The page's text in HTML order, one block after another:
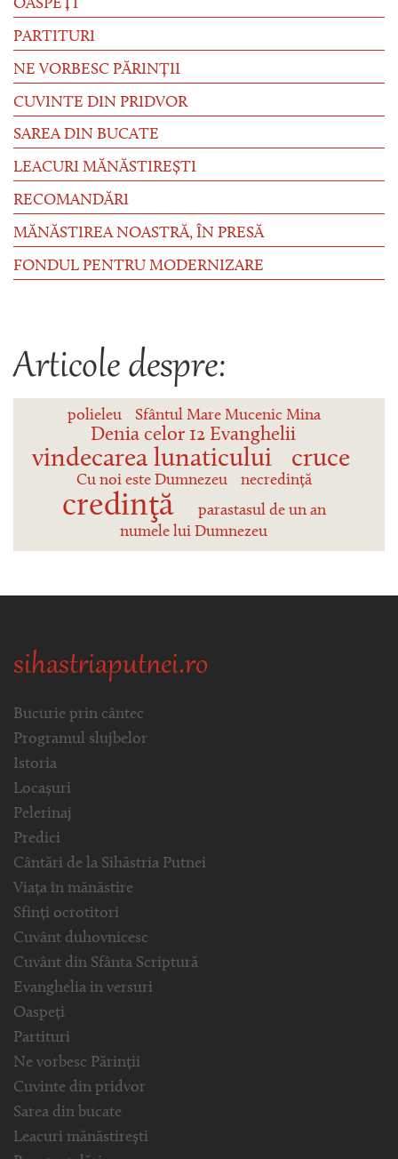
OASPEȚI
PARTITURI
NE VORBESC PĂRINȚII
CUVINTE DIN PRIDVOR
SAREA DIN BUCATE
LEACURI MĂNĂSTIREȘTI
RECOMANDĂRI
MĂNĂSTIREA NOASTRĂ, ÎN PRESĂ
FONDUL PENTRU MODERNIZARE
Articole despre:
polieleu Sfântul Mare Mucenic Mina
Denia celor 12 Evanghelii
vindecarea lunaticului cruce
Cu noi este Dumnezeu necredință
credinţă
parastasul de un an
numele lui Dumnezeu
sihastriaputnei.ro
Bucurie prin cântec
Programul slujbelor
Istoria
Locașuri
Pelerinaj
Predici
Cântări de la Sihăstria Putnei
Viața în mănăstire
Sfinți ocrotitori
Cuvânt duhovnicesc
Cuvânt din Sfânta Scriptură
Evanghelia in versuri
Oaspeți
Partituri
Ne vorbesc Părinții
Cuvinte din pridvor
Sarea din bucate
Leacuri mănăstirești